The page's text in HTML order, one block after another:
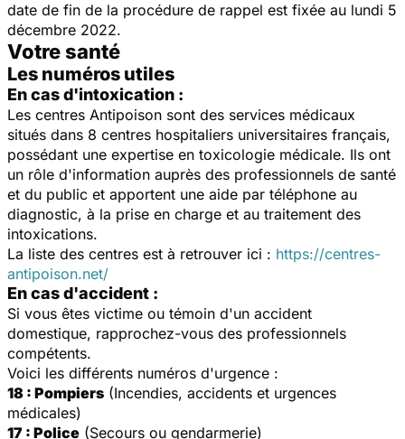
date de fin de la procédure de rappel est fixée au lundi 5
décembre 2022.
Votre santé
Les numéros utiles
En cas d'intoxication :
Les centres Antipoison sont des services médicaux
situés dans 8 centres hospitaliers universitaires français,
possédant une expertise en toxicologie médicale. Ils ont
un rôle d'information auprès des professionnels de santé
et du public et apportent une aide par téléphone au
diagnostic, à la prise en charge et au traitement des
intoxications.
La liste des centres est à retrouver ici : https://centres-
antipoison.net/
En cas d'accident :
Si vous êtes victime ou témoin d'un accident
domestique, rapprochez-vous des professionnels
compétents.
Voici les différents numéros d'urgence :
18 : Pompiers (Incendies, accidents et urgences
médicales)
17 : Police (Secours ou gendarmerie)